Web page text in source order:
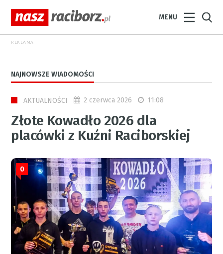
MENU
REKLAMA
NAJNOWSZE WIADOMOŚCI
AKTUALNOŚCI 2 czerwca 2026 11:08
Złote Kowadło 2026 dla
placówki z Kuźni Raciborskiej
0